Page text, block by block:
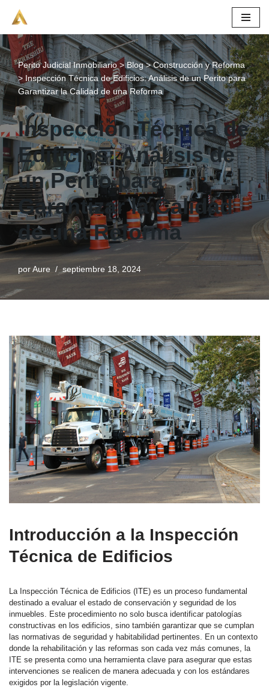
Saltar
al
contenido
Perito Judicial Inmobiliario >Blog>Construcción y Reforma
> Inspección Técnica de Edificios: Análisis de un Perito para
Garantizar la Calidad de una Reforma
Inspección Técnica de
Edificios: Análisis de
un Perito para
Garantizar la Calidad
de una Reforma
por Aure septiembre 18, 2024
Introducción a la Inspección
Técnica de Edificios
La Inspección Técnica de Edificios (ITE) es un proceso fundamental
destinado a evaluar el estado de conservación y seguridad de los
inmuebles. Este procedimiento no solo busca identificar patologías
constructivas en los edificios, sino también garantizar que se cumplan
las normativas de seguridad y habitabilidad pertinentes. En un contexto
donde la rehabilitación y las reformas son cada vez más comunes, la
ITE se presenta como una herramienta clave para asegurar que estas
intervenciones se realicen de manera adecuada y con los estándares
exigidos por la legislación vigente.